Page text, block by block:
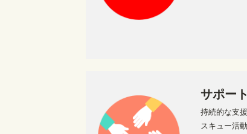
サポー
持続的な支
スキュー活